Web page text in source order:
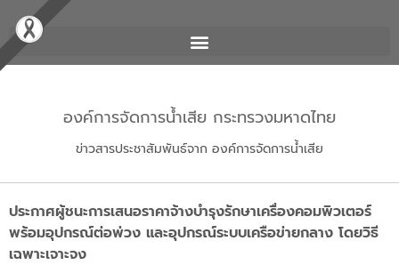
องค์การจัดการน้ำเสีย กระทรวงมหาดไทย
ข่าวสารประชาสัมพันธ์จาก องค์การจัดการน้ำเสีย
ประกาศผู้ชนะการเสนอราคาจ้างบำรุงรักษาเครื่องคอมพิวเตอร์
พร้อมอุปกรณ์ต่อพ่วง และอุปกรณ์ระบบเครือข่ายกลาง โดยวิธี
เฉพาะเจาะจง